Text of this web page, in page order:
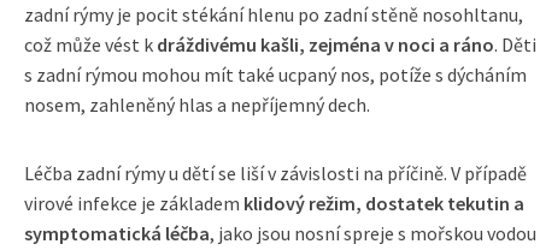
zadní rýmy je pocit stékání hlenu po zadní stěně nosohltanu,
což může vést k dráždivému kašli, zejména v noci a ráno. Děti
s zadní rýmou mohou mít také ucpaný nos, potíže s dýcháním
nosem, zahleněný hlas a nepříjemný dech.
Léčba zadní rýmy u dětí se liší v závislosti na příčině. V případě
virové infekce je základem klidový režim, dostatek tekutin a
symptomatická léčba, jako jsou nosní spreje s mořskou vodou